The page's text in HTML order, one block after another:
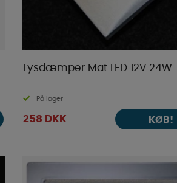
Lysdæmper Mat LED 12V 24W
På lager
258 DKK KØB!